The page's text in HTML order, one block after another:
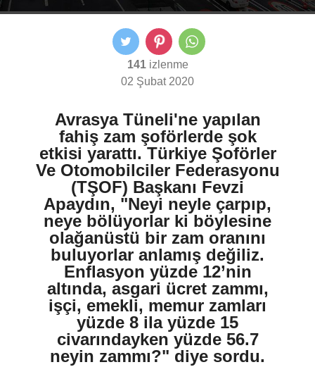
141izlenme
02 Şubat 2020
Avrasya Tüneli'ne yapılan
fahiş zam şoförlerde şok
etkisi yarattı. Türkiye Şoförler
Ve Otomobilciler Federasyonu
(TŞOF) Başkanı Fevzi
Apaydın, "Neyi neyle çarpıp,
neye bölüyorlar ki böylesine
olağanüstü bir zam oranını
buluyorlar anlamış değiliz.
Enflasyon yüzde 12’nin
altında, asgari ücret zammı,
işçi, emekli, memur zamları
yüzde 8 ila yüzde 15
civarındayken yüzde 56.7
neyin zammı?" diye sordu.